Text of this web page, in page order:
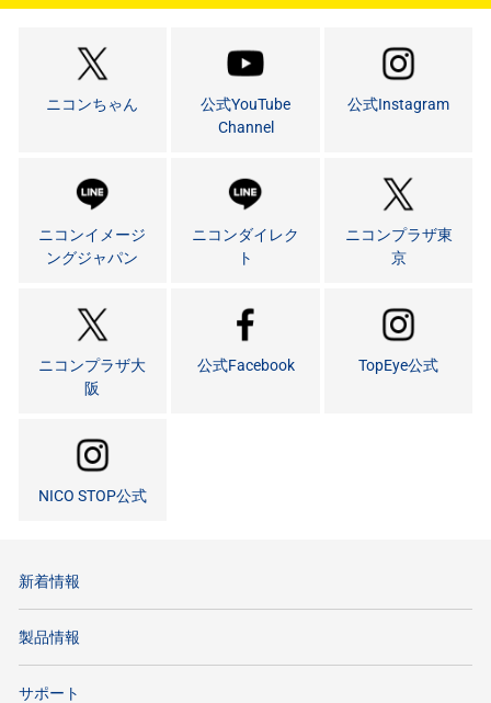
ニコンちゃん
公式YouTube
Channel
公式Instagram
ニコンイメージ
ングジャパン
ニコンダイレク
ト
ニコンプラザ東
京
ニコンプラザ大
阪
公式Facebook TopEye公式
NICO STOP公式
新着情報
製品情報
サポート